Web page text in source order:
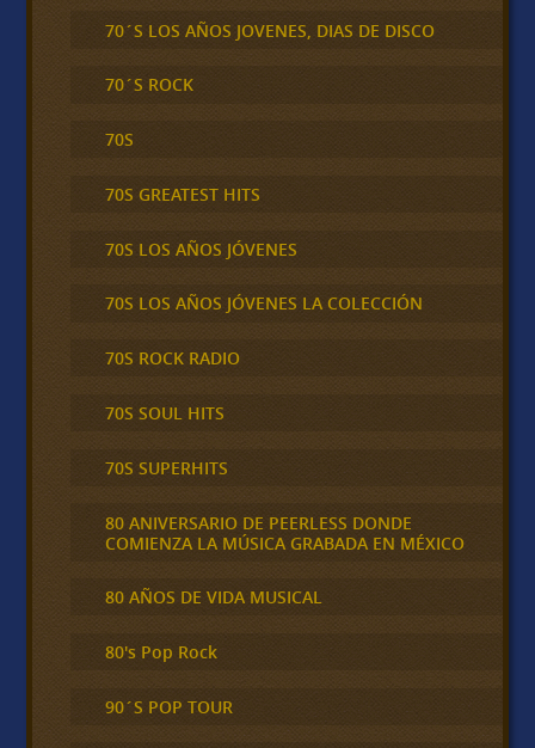
70´S LOS AÑOS JOVENES, DIAS DE DISCO
70´S ROCK
70S
70S GREATEST HITS
70S LOS AÑOS JÓVENES
70S LOS AÑOS JÓVENES LA COLECCIÓN
70S ROCK RADIO
70S SOUL HITS
70S SUPERHITS
80 ANIVERSARIO DE PEERLESS DONDE
COMIENZA LA MÚSICA GRABADA EN MÉXICO
80 AÑOS DE VIDA MUSICAL
80's Pop Rock
90´S POP TOUR